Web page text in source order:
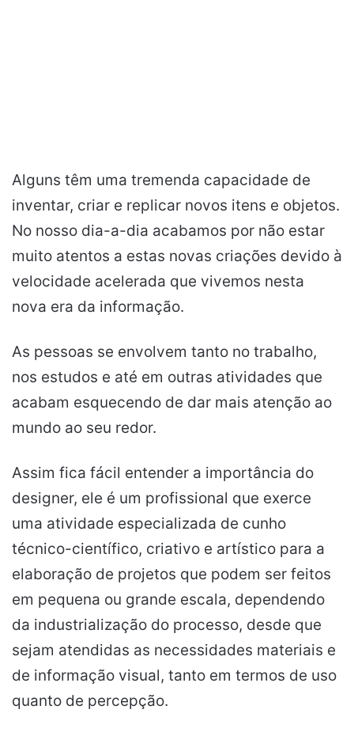
Alguns têm uma tremenda capacidade de
inventar, criar e replicar novos itens e objetos.
No nosso dia-a-dia acabamos por não estar
muito atentos a estas novas criações devido à
velocidade acelerada que vivemos nesta
nova era da informação.
As pessoas se envolvem tanto no trabalho,
nos estudos e até em outras atividades que
acabam esquecendo de dar mais atenção ao
mundo ao seu redor.
Assim fica fácil entender a importância do
designer, ele é um profissional que exerce
uma atividade especializada de cunho
técnico-científico, criativo e artístico para a
elaboração de projetos que podem ser feitos
em pequena ou grande escala, dependendo
da industrialização do processo, desde que
sejam atendidas as necessidades materiais e
de informação visual, tanto em termos de uso
quanto de percepção.